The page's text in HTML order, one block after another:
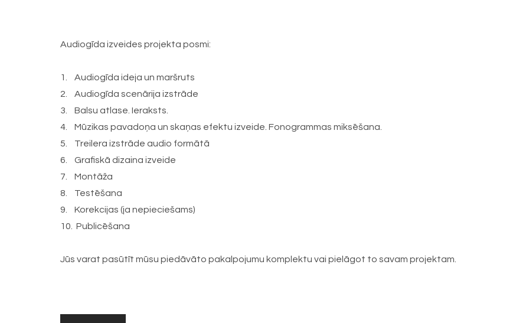
Audiogīda izveides projekta posmi:
1. Audiogīda ideja un maršruts
2. Audiogīda scenārija izstrāde
3. Balsu atlase. Ieraksts.
4. Mūzikas pavadoņa un skaņas efektu izveide. Fonogrammas miksēšana.
5. Treilera izstrāde audio formātā
6. Grafiskā dizaina izveide
7. Montāža
8. Testēšana
9. Korekcijas (ja nepieciešams)
10. Publicēšana
Jūs varat pasūtīt mūsu piedāvāto pakalpojumu komplektu vai pielāgot to savam projektam.